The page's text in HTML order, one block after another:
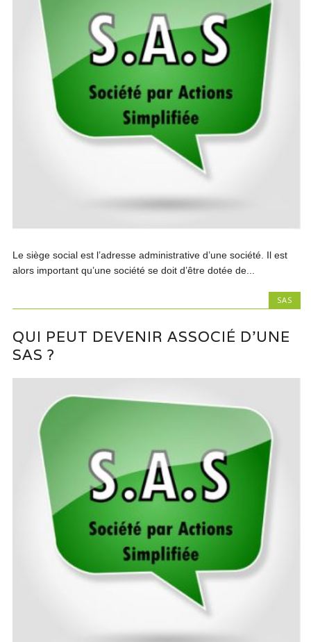
Le siège social est l’adresse administrative d’une société. Il est
alors important qu’une société se doit d’être dotée de...
SAS
QUI PEUT DEVENIR ASSOCIÉ D’UNE
SAS ?